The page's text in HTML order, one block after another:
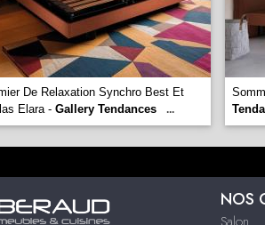
De Relaxation Synchro Best Et
Elara - Gallery Tendances ...
NOS